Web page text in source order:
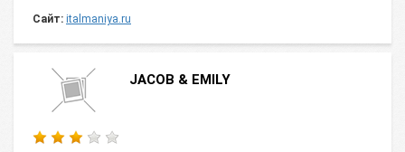
Сайт: italmaniya.ru
JACOB & EMILY